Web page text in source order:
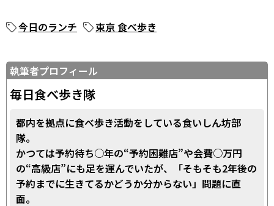
今日のランチ 東京 食べ歩き
執筆者プロフィール
毎日食べ歩き隊
都内を拠点に食べ歩き活動をしている食いしん坊部
隊。
かつては予約待ち○年の“予約困難店”や会費○万円
の“高級店”にも足を運んでいたが、「そもそも2年後の
予約までに生きてるかどうか分からない」問題に直
面。